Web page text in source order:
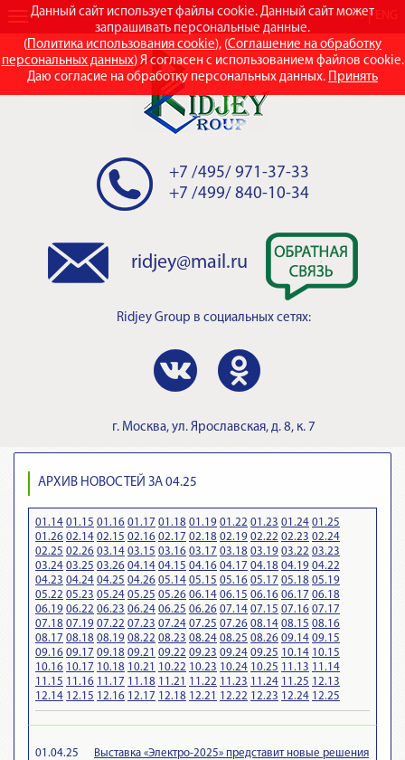
Данный сайт использует файлы cookie. Данный сайт может
запрашивать персональные данные.
(Политика использования cookie), (Соглашение на обработку
персональных данных) Я согласен с использованием файлов cookie.
Даю согласие на обработку персональных данных. Принять
RUS
+7 /495/ 971-37-33
+7 /499/ 840-10-34
ridjey@mail.ru
Ridjey Group в социальных сетях:
г. Москва, ул. Ярославская, д. 8, к. 7
АРХИВ НОВОСТЕЙ ЗА 04.25
01.14 01.15 01.16 01.17 01.18 01.19 01.22 01.23 01.24 01.25
01.26 02.14 02.15 02.16 02.17 02.18 02.19 02.22 02.23 02.24
02.25 02.26 03.14 03.15 03.16 03.17 03.18 03.19 03.22 03.23
03.24 03.25 03.26 04.14 04.15 04.16 04.17 04.18 04.19 04.22
04.23 04.24 04.25 04.26 05.14 05.15 05.16 05.17 05.18 05.19
05.22 05.23 05.24 05.25 05.26 06.14 06.15 06.16 06.17 06.18
06.19 06.22 06.23 06.24 06.25 06.26 07.14 07.15 07.16 07.17
07.18 07.19 07.22 07.23 07.24 07.25 07.26 08.14 08.15 08.16
08.17 08.18 08.19 08.22 08.23 08.24 08.25 08.26 09.14 09.15
09.16 09.17 09.18 09.21 09.22 09.23 09.24 09.25 10.14 10.15
10.16 10.17 10.18 10.21 10.22 10.23 10.24 10.25 11.13 11.14
11.15 11.16 11.17 11.18 11.21 11.22 11.23 11.24 11.25 12.13
12.14 12.15 12.16 12.17 12.18 12.21 12.22 12.23 12.24 12.25
01.04.25
Выставка «Электро-2025» представит новые решения